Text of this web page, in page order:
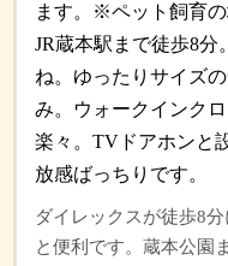
ます。※ペット飼育の
JR蔵本駅まで徒歩8分
ね。ゆったりサイズ
み。ウォークインク
楽々。TVドアホンと
放感ばっちりです。
ダイレックスが徒歩8
と便利です。蔵本公園